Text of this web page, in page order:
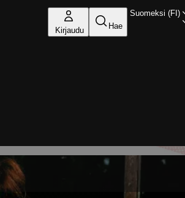
Kirjaudu Hae